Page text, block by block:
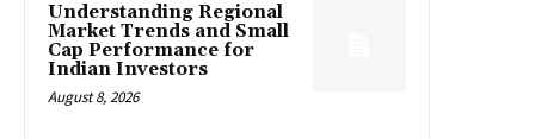
Understanding Regional
Market Trends and Small
Cap Performance for
Indian Investors
August 8, 2026